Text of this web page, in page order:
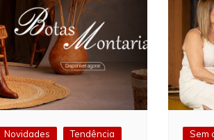
Novidades Tendência Sem